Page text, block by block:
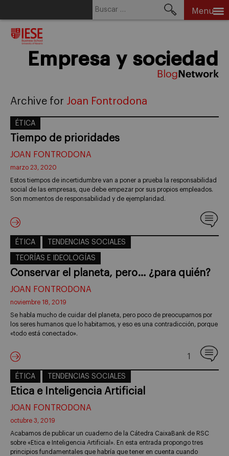
Menu
Empresa y sociedad
Archive for Joan Fontrodona
ÉTICA
Tiempo de prioridades
JOAN FONTRODONA
marzo 23, 2020
Estos tiempos de incertidumbre van a poner a prueba la responsabilidad
social de las empresas, que debe empezar por sus propios empleados.
Son momentos de responsabilidad y de ejemplaridad.
ÉTICA TENDENCIAS SOCIALES
TEORÍAS E IDEOLOGÍAS
Conservar el planeta, pero… ¿para quién?
JOAN FONTRODONA
noviembre 18, 2019
Se habla mucho de cuidar del planeta, pero poco de preocuparnos por
los seres humanos que lo habitamos, y eso es una contradicción, porque
«todo está conectado».
1
ÉTICA TENDENCIAS SOCIALES
Etica e Inteligencia Artificial
JOAN FONTRODONA
octubre 3, 2019
Acabamos de publicar un cuaderno de la Cátedra CaixaBank de RSC
sobre «Etica e Inteligencia Artificial». En esta entrada propongo tres
principios fundamentales que habría que tener en cuenta cuando